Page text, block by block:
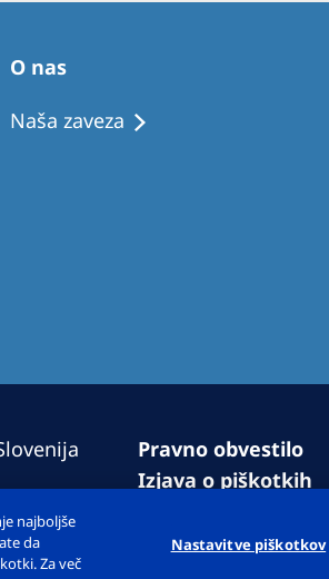
O nas
Naša zaveza
Pravno obvestilo
Izjava o piškotkih
Sitemap
najboljše
da
Za več
Nastavitve piškotkov